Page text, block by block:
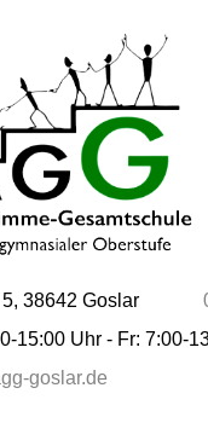
38642 Goslar
15:00 Uhr - Fr: 7:00-
goslar.de